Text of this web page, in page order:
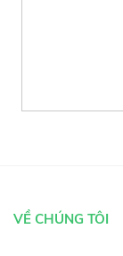
VỀ CHÚNG TÔI